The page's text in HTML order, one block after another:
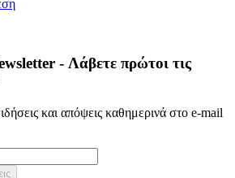
- Λάβετε πρώτοι τις
και απόψεις καθημερινά στο e-mail